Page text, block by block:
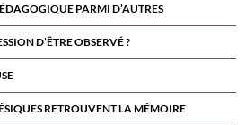
PARMI D’AUTRES
D’ÊTRE OBSERVÉ ?
RETROUVENT LA MÉMOIRE